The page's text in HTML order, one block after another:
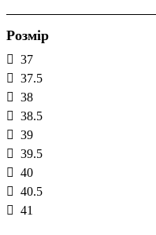
Розмір
37
37.5
38
38.5
39
39.5
40
40.5
41